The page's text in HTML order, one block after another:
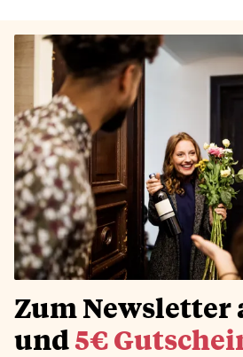
Zum Newsletter
und 5€